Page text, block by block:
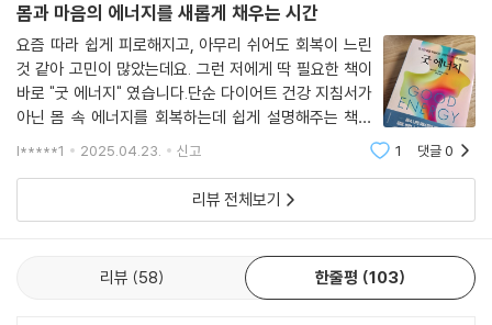
실내에 앉아 있을 때보다 더 많은 빛에 노출된다.
--- 「우리는 태양에서 태어났다」 중에서
몸과 마음의 에너지를 새롭게 채우는 시간
요즘 따라 쉽게 피로해지고, 아무리 쉬어도 회복이 느린
것 같아 고민이 많았는데요. 그런 저에게 딱 필요한 책이
바로 "굿 에너지" 였습니다.단순 다이어트 건강 지침서가
아닌 몸 속 에너지를 회복하는데 쉽게 설명해주는 책이
라 식단, 수면 루틴, 운동, 멘탈 케어까지 골고루 챙기면서
l*****1 2025.04.23. 신고 1 댓글0
리뷰 전체보기
리뷰 58 한줄평 103